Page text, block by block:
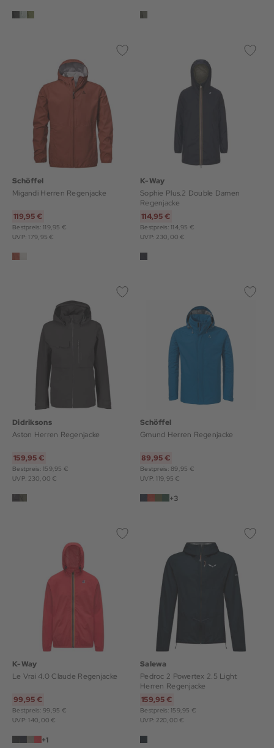
Schöffel
Migandi Herren Regenjacke
119,95 €
Bestpreis: 119,95 €
UVP: 179,95 €
K-Way
Sophie Plus.2 Double Damen
Regenjacke
114,95 €
Bestpreis: 114,95 €
UVP: 230,00 €
Didriksons
Aston Herren Regenjacke
159,95 €
Bestpreis: 159,95 €
UVP: 230,00 €
Schöffel
Gmund Herren Regenjacke
89,95 €
Bestpreis: 89,95 €
UVP: 119,95 €
+3
K-Way
Le Vrai 4.0 Claude Regenjacke
99,95 €
Bestpreis: 99,95 €
UVP: 140,00 €
+1
Salewa
Pedroc 2 Powertex 2.5 Light
Herren Regenjacke
159,95 €
Bestpreis: 159,95 €
UVP: 220,00 €